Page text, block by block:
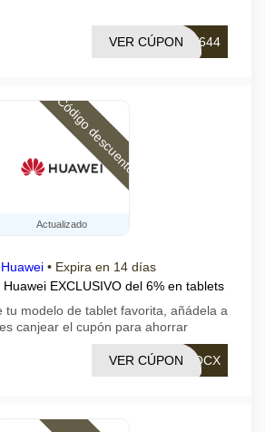
W644
VER CÚPON
Actualizado
Código descuento
• Expira en 14 días
EXCLUSIVO del 6% en tablets
tu modelo de tablet favorita, añádela a
canjear el cupón para ahorrar
TOCX
VER CÚPON